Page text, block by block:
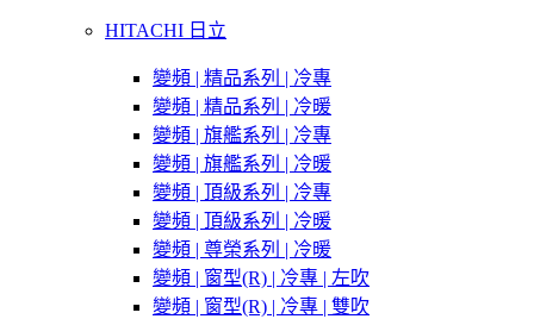
HITACHI 日立
變頻 | 精品系列 | 冷專
變頻 | 精品系列 | 冷暖
變頻 | 旗艦系列 | 冷專
變頻 | 旗艦系列 | 冷暖
變頻 | 頂級系列 | 冷專
變頻 | 頂級系列 | 冷暖
變頻 | 尊榮系列 | 冷暖
變頻 | 窗型(R) | 冷專 | 左吹
變頻 | 窗型(R) | 冷專 | 雙吹